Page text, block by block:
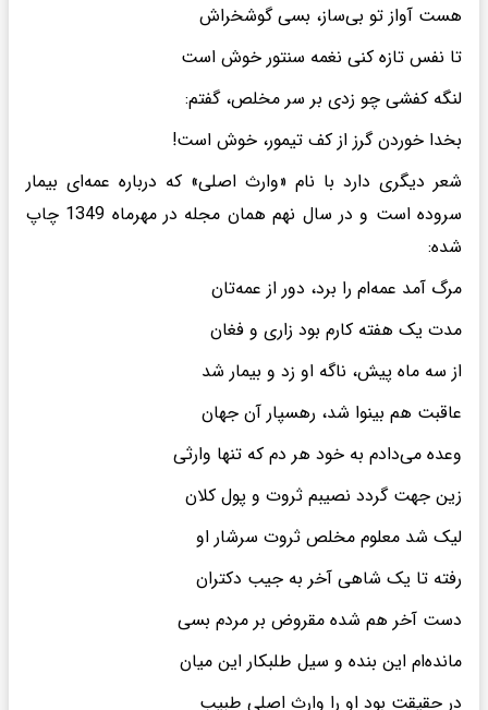
هست آواز تو بی‌ساز، بسی گوشخراش
تا نفس تازه کنی نغمه سنتور خوش است
لنگه کفشی چو زدی بر سر مخلص، گفتم:
بخدا خوردن گرز از کف تیمور، خوش است!
شعر دیگری دارد با نام «وارث اصلی» که درباره عمه‌ای بیمار
سروده است و در سال نهم همان مجله در مهرماه 1349 چاپ
شده:
مرگ آمد عمه‌ام را برد، دور از عمه‌تان
مدت یک هفته کارم بود زاری و فغان
از سه ماه پیش، ناگه او زد و بیمار شد
عاقبت هم بینوا شد، رهسپار آن جهان
وعده می‌دادم به خود هر دم که تنها وارثی
زین جهت گردد نصیبم ثروت و پول کلان
لیک شد معلوم مخلص ثروت سرشار او
رفته تا یک شاهی آخر به جیب دکتران
دست آخر هم شده مقروض بر مردم بسی
مانده‌ام این بنده و سیل طلبکار این میان
در حقیقت بود او را وارث اصلی طبیب